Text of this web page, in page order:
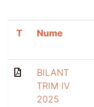
T Nume
BILANT
TRIM IV
2025